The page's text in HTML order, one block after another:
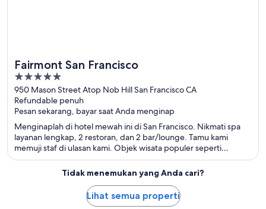
Fairmont San Francisco
5
out
of
5
950 Mason Street Atop Nob Hill San Francisco CA
Refundable penuh
Pesan sekarang, bayar saat Anda menginap
Menginaplah di hotel mewah ini di San Francisco. Nikmati spa
layanan lengkap, 2 restoran, dan 2 bar/lounge. Tamu kami
memuji staf di ulasan kami. Objek wisata populer seperti
Lombard Street dan Pier 39 berada di dekat properti.
Tidak menemukan yang Anda cari?
Lihat semua properti